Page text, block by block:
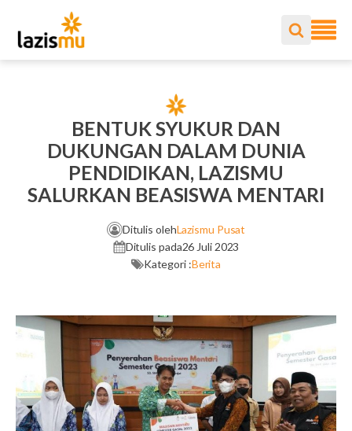
BENTUK SYUKUR DAN
DUKUNGAN DALAM DUNIA
PENDIDIKAN, LAZISMU
SALURKAN BEASISWA MENTARI
Ditulis olehLazismu Pusat
Ditulis pada26 Juli 2023
Kategori :Berita